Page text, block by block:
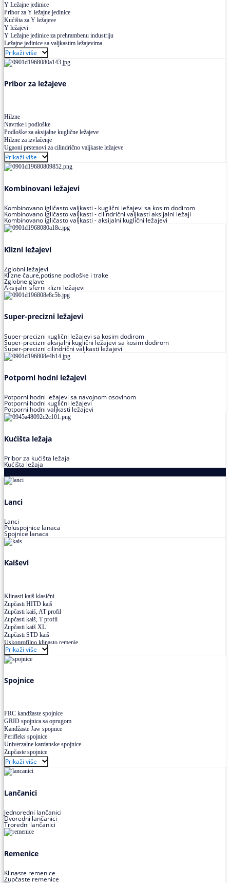
Y Ležajne jedinice
Pribor za Y ležajne jedinice
Kućišta za Y ležajeve
Y ležajevi
Y Ležajne jedinice za prehrambenu industriju
Ležajne jedinice sa valjkastim ležajevima
Prikaži više
Pribor za ležajeve
Hilzne
Navrtke i podloške
Podloške za aksijalne kuglične ležajeve
Hilzne za izvlačenje
Ugaoni prstenovi za cilindrično valjkaste ležajeve
Prikaži više
Kombinovani ležajevi
Kombinovano igličasto valjkasti - kuglični ležajevi sa kosim dodirom
Kombinovano igličasto valjkasti - cilindrični valjkasti aksijalni ležaji
Kombinovano igličasto valjkasti - aksijalni kuglični ležajevi
Klizni ležajevi
Zglobni ležajevi
Klizne čaure,potisne podloške i trake
Zglobne glave
Aksijalni sferni klizni ležajevi
Super-precizni ležajevi
Super-precizni kuglični ležajevi sa kosim dodirom
Super-precizni aksijalni kuglični ležajevi sa kosim dodirom
Super-precizni cilindrični valjkasti ležajevi
Potporni hodni ležajevi
Potporni hodni ležajevi sa navojnom osovinom
Potporni hodni kuglični ležajevi
Potporni hodni valjkasti ležajevi
Kućišta ležaja
Pribor za kućišta ležaja
Kućišta ležaja
Lanci
Lanci
Poluspojnice lanaca
Spojnice lanaca
Kaiševi
Klinasti kaiš klasični
Zupčasti HITD kaiš
Zupčasti kaiš, AT profil
Zupčasti kaiš, T profil
Zupčasti kaiš XL
Zupčasti STD kaiš
Uskoprofilno klinasto remenje
Uskoprofilno klinasto remenje spojeno
Uskoprofilno klinasto remenje XP extra power
Višekanalno remenje PJ,PK
Prikaži više
Spojnice
FRC kandžaste spojnice
GRID spojnica sa oprugom
Kandžaste Jaw spojnice
Perifleks spojnice
Univerzalne kardanske spojnice
Zupčaste spojnice
Prikaži više
Lančanici
Jednoredni lančanici
Dvoredni lančanici
Troredni lančanici
Remenice
Klinaste remenice
Zupčaste remenice